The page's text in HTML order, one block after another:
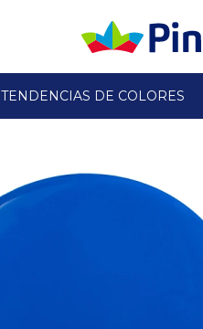
TENDENCIAS DE COLORES